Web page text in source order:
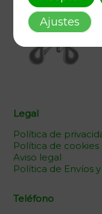
Legal
Política de
Política de cookies
Aviso legal
Política de Envíos
Teléfono
Ajustes